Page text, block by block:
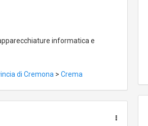
informatica e
di Cremona > Crema